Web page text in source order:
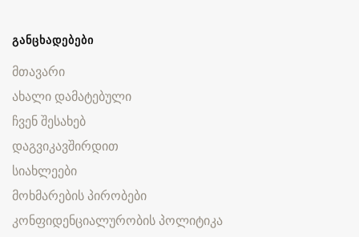
ᲒᲐᲜᲪᲮᲐᲓᲔᲑᲔᲑᲘ
მთავარი
ახალი დამატებული
ჩვენ შესახებ
დაგვიკავშირდით
სიახლეები
მოხმარების პირობები
კონფიდენციალურობის პოლიტიკა